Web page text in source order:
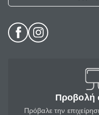
Προβολή
Πρόβαλε την